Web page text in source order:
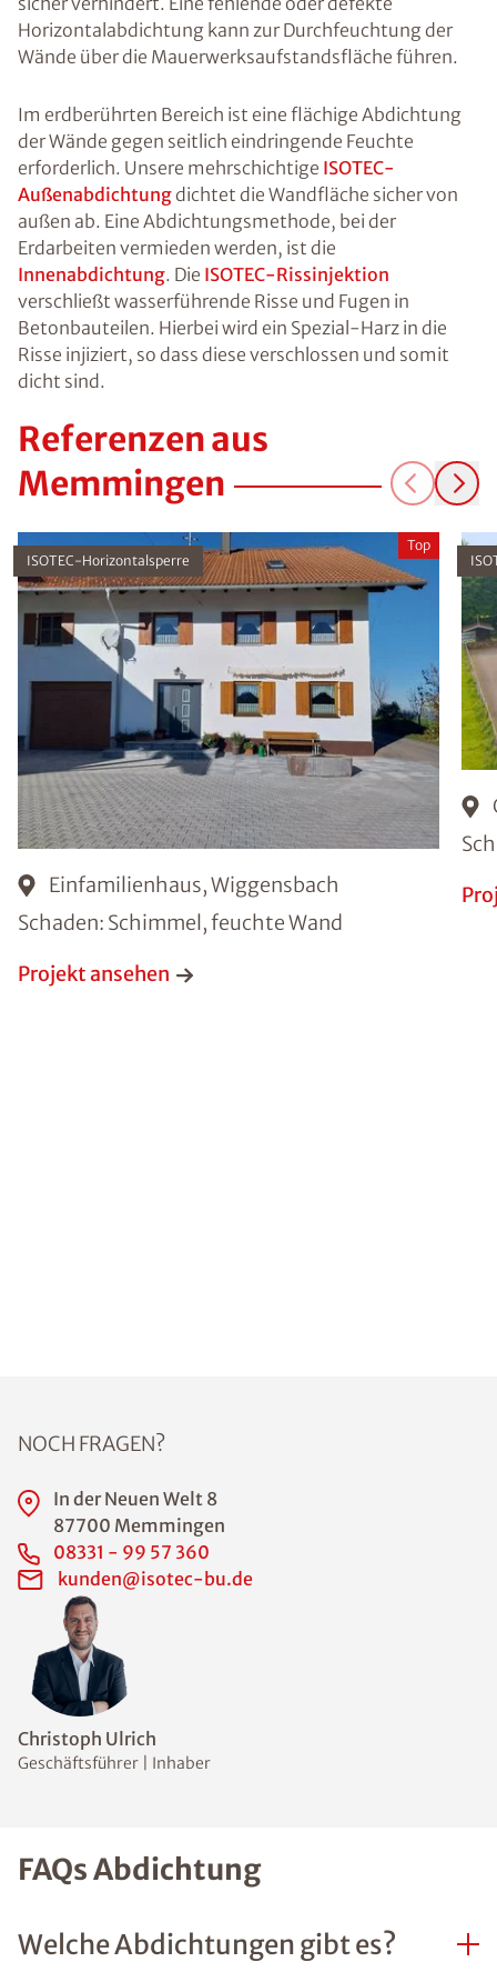
Horizontalabdichtung kann zur Durchfeuchtung der
Wände über die Mauerwerksaufstandsfläche führen.
Im erdberührten Bereich ist eine flächige Abdichtung
der Wände gegen seitlich eindringende Feuchte
erforderlich. Unsere mehrschichtige ISOTEC-
Außenabdichtungdichtet die Wandfläche sicher von
außen ab. Eine Abdichtungsmethode, bei der
Erdarbeiten vermieden werden, ist die
Innenabdichtung. Die ISOTEC-Rissinjektion
verschließt wasserführende Risse und Fugen in
Betonbauteilen. Hierbei wird ein Spezial-Harz in die
Risse injiziert, so dass diese verschlossen und somit
dicht sind.
Referenzen aus
Memmingen
ISOTEC-Horizontalsperre
Top
Einfamilienhaus, Wiggensbach
Schaden: Schimmel, feuchte Wand
Projekt ansehen
Christoph Ulrich
Geschäftsführer | Inhaber
NOCH FRAGEN?
In der Neuen Welt 8
87700 Memmingen
08331 - 99 57 360
kunden@isotec-bu.de
FAQs Abdichtung
Welche Abdichtungen gibt es?